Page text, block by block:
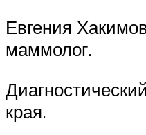
Евгения
маммолог.
края.